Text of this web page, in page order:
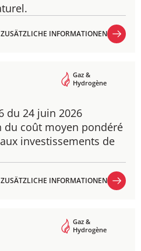
ZUSÄTZLICHE INFORMATIONEN
du 24 juin 2026
du coût moyen pondéré
investissements de
Gaz &
Hydrogène
ZUSÄTZLICHE INFORMATIONEN
Gaz &
Hydrogène